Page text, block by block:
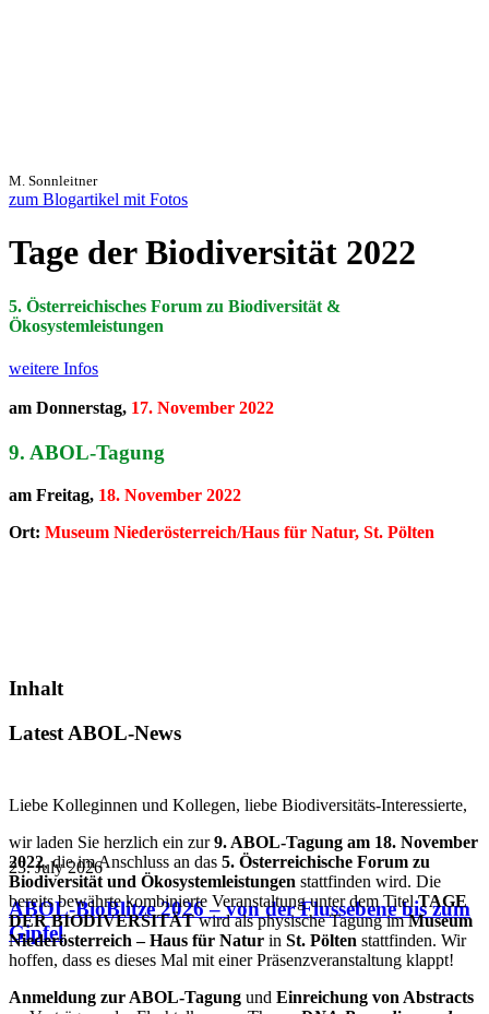
M. Sonnleitner
zum Blogartikel mit Fotos
Tage der Biodiversität 2022
5. Österreichisches Forum zu Biodiversität &
Ökosystemleistungen
weitere Infos
am Donnerstag, 17. November 2022
9. ABOL-Tagung
am Freitag, 18. November 2022
Ort: Museum Niederösterreich/Haus für Natur, St. Pölten
Inhalt
Latest ABOL-News
23. July 2026
ABOL-BioBlitze 2026 – von der Flussebene bis zum
Gipfel
Liebe Kolleginnen und Kollegen, liebe Biodiversitäts-Interessierte,
wir laden Sie herzlich ein zur9. ABOL-Tagung am 18. November
2022, die im Anschluss an das 5. Österreichische Forum zu
Biodiversität und Ökosystemleistungen stattfinden wird. Die
bereits bewährte kombinierte Veranstaltung unter dem TitelTAGE
DER BIODIVERSITÄTwird als physische Tagung imMuseum
Niederösterreich – Haus für Natur in St. Pölten stattfinden. Wir
hoffen, dass es dieses Mal mit einer Präsenzveranstaltung klappt!
Anmeldung zur ABOL-Tagung und Einreichung von Abstracts